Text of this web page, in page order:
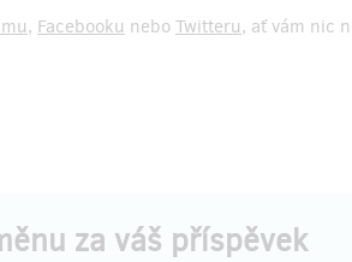
, Facebooku nebo Twitteru, ať vám nic
za váš příspěvek